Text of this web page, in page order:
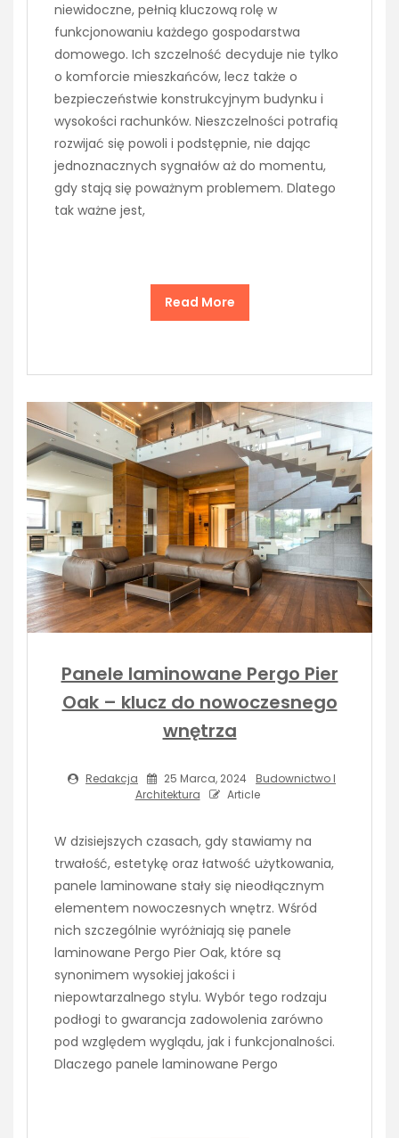
niewidoczne, pełnią kluczową rolę w
funkcjonowaniu każdego gospodarstwa
domowego. Ich szczelność decyduje nie tylko
o komforcie mieszkańców, lecz także o
bezpieczeństwie konstrukcyjnym budynku i
wysokości rachunków. Nieszczelności potrafią
rozwijać się powoli i podstępnie, nie dając
jednoznacznych sygnałów aż do momentu,
gdy stają się poważnym problemem. Dlatego
tak ważne jest,
Read More
Panele laminowane Pergo Pier
Oak – klucz do nowoczesnego
wnętrza
Redakcja 25 Marca, 2024
Budownictwo I
Architektura
Article
W dzisiejszych czasach, gdy stawiamy na
trwałość, estetykę oraz łatwość użytkowania,
panele laminowane stały się nieodłącznym
elementem nowoczesnych wnętrz. Wśród
nich szczególnie wyróżniają się panele
laminowane Pergo Pier Oak, które są
synonimem wysokiej jakości i
niepowtarzalnego stylu. Wybór tego rodzaju
podłogi to gwarancja zadowolenia zarówno
pod względem wyglądu, jak i funkcjonalności.
Dlaczego panele laminowane Pergo